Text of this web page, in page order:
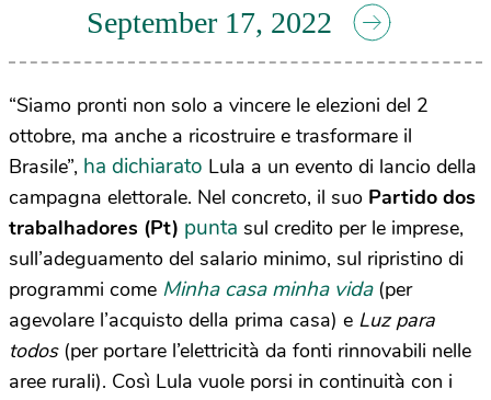
September 17, 2022
“Siamo pronti non solo a vincere le elezioni del 2
ottobre, ma anche a ricostruire e trasformare il
Brasile”, ha dichiarato Lula a un evento di lancio della
campagna elettorale. Nel concreto, il suo Partido dos
trabalhadores (Pt) punta sul credito per le imprese,
sull’adeguamento del salario minimo, sul ripristino di
programmi come Minha casa minha vida(per
agevolare l’acquisto della prima casa) e Luz para
todos(per portare l’elettricità da fonti rinnovabili nelle
aree rurali). Così Lula vuole porsi in continuità con i